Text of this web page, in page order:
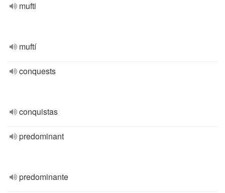
mufti
muftí
conquests
conquistas
predominant
predominante